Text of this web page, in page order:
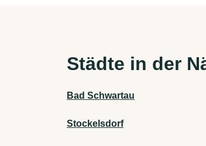
Städte in der
Bad Schwartau
Stockelsdorf